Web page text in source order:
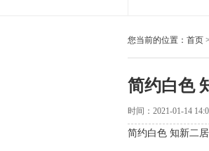
您当前的位置： 首页 >
简约白色
时间：2021-01-14
简约白色 知新二居